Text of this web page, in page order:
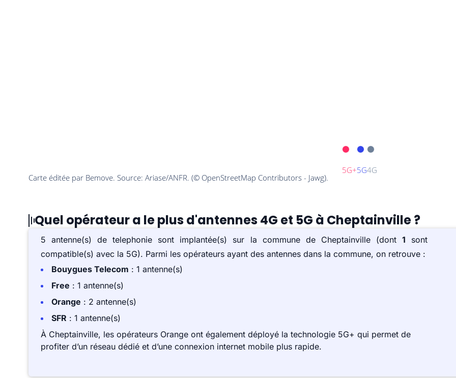
Quel opérateur a le plus d'antennes 4G et 5G à Cheptainville ?
5 antenne(s) de telephonie sont implantée(s) sur la commune de Cheptainville (dont 1 sont
compatible(s) avec la 5G). Parmi les opérateurs ayant des antennes dans la commune, on retrouve :
Bouygues Telecom : 1 antenne(s)
Free : 1 antenne(s)
Orange : 2 antenne(s)
SFR : 1 antenne(s)
À Cheptainville, les opérateurs Orange ont également déployé la technologie 5G+ qui permet de
profiter d’un réseau dédié et d’une connexion internet mobile plus rapide.